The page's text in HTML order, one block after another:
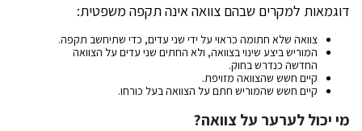
דוגמאות למקרים שבהם צוואה אינה תקפה משפטית:
צוואה שלא חתומה כראוי על ידי שני עדים, כדי שתיחשב תקפה.
המוריש ביצע שינוי בצוואה, ולא החתים שני עדים על הצוואה
החדשה כנדרש בחוק.
קיים חשש שהצוואה מזויפת.
קיים חשש שהמוריש חתם על הצוואה בעל כורחו.
מי יכול לערער על צוואה?